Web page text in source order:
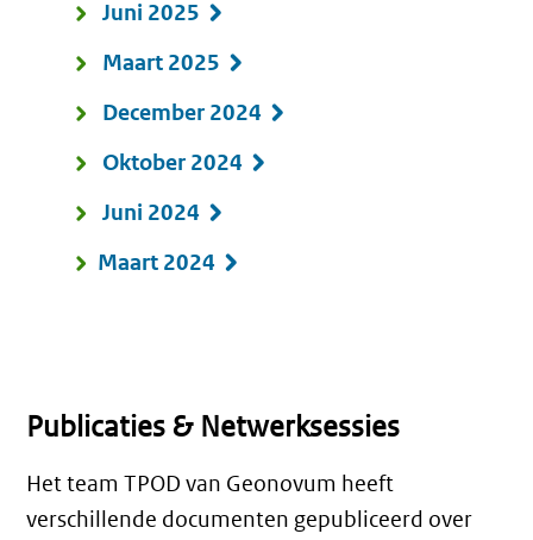
Juni 2025
Maart 2025
December 2024
Oktober 2024
Juni 2024
Maart 2024
Publicaties & Netwerksessies
Het team TPOD van Geonovum heeft
verschillende documenten gepubliceerd over